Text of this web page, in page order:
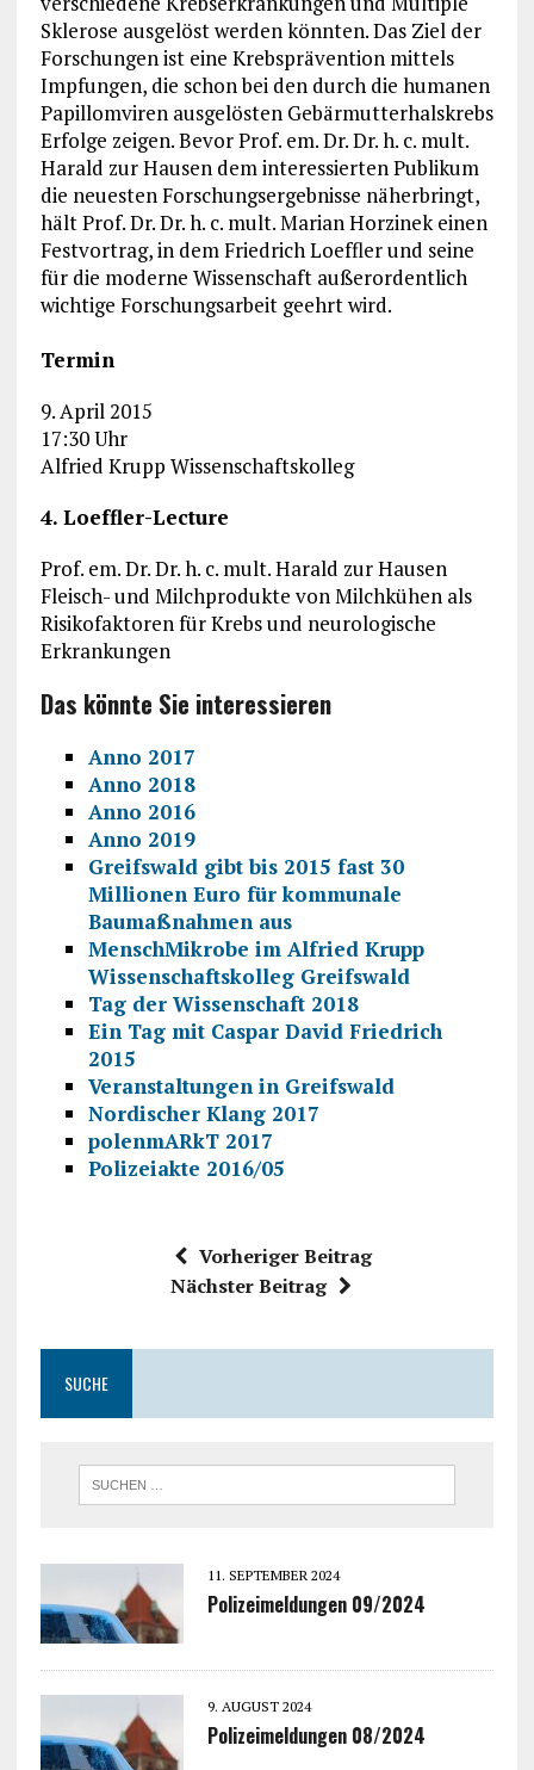
Sklerose ausgelöst werden könnten. Das Ziel der
Forschungen ist eine Krebsprävention mittels
Impfungen, die schon bei den durch die humanen
Papillomviren ausgelösten Gebärmutterhalskrebs
Erfolge zeigen. Bevor Prof. em. Dr. Dr. h. c. mult.
Harald zur Hausen dem interessierten Publikum
die neuesten Forschungsergebnisse näherbringt,
hält Prof. Dr. Dr. h. c. mult. Marian Horzinek einen
Festvortrag, in dem Friedrich Loeffler und seine
für die moderne Wissenschaft außerordentlich
wichtige Forschungsarbeit geehrt wird.
Termin
9. April 2015
17:30 Uhr
Alfried Krupp Wissenschaftskolleg
4. Loeffler-Lecture
Prof. em. Dr. Dr. h. c. mult. Harald zur Hausen
Fleisch- und Milchprodukte von Milchkühen als
Risikofaktoren für Krebs und neurologische
Erkrankungen
Das könnte Sie interessieren
Anno 2017
Anno 2018
Anno 2016
Anno 2019
Greifswald gibt bis 2015 fast 30
Millionen Euro für kommunale
Baumaßnahmen aus
MenschMikrobe im Alfried Krupp
Wissenschaftskolleg Greifswald
Tag der Wissenschaft 2018
Ein Tag mit Caspar David Friedrich
2015
Veranstaltungen in Greifswald
Nordischer Klang 2017
polenmARkT 2017
Polizeiakte 2016/05
Vorheriger Beitrag
Nächster Beitrag
SUCHE
11. SEPTEMBER 2024
Polizeimeldungen 09/2024
9. AUGUST 2024
Polizeimeldungen 08/2024